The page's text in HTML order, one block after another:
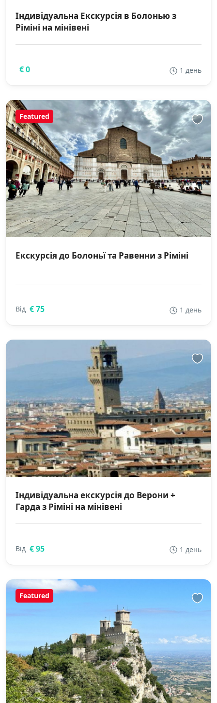
Індивідуальна Екскурсія в Болонью з
Ріміні на мінівені
€ 0 1 день
Featured
Екскурсія до Болоньї та Равенни з Ріміні
Від € 75 1 день
Індивідуальна екскурсія до Верони +
Гарда з Ріміні на мінівені
Від € 95 1 день
Featured